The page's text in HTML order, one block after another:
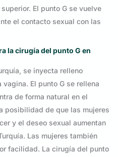
El punto G se vuelve
el contacto sexual con las
la cirugía del punto G en
se inyecta relleno
El punto G se rellena
de forma natural en el
posibilidad de que las mujeres
y el deseo sexual aumentan
Las mujeres también
facilidad. La cirugía del punto